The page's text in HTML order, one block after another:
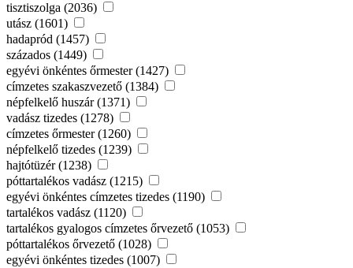
tisztiszolga (2036)
utász (1601)
hadapród (1457)
százados (1449)
egyévi önkéntes őrmester (1427)
címzetes szakaszvezető (1384)
népfelkelő huszár (1371)
vadász tizedes (1278)
címzetes őrmester (1260)
népfelkelő tizedes (1239)
hajtótüzér (1238)
póttartalékos vadász (1215)
egyévi önkéntes címzetes tizedes (1190)
tartalékos vadász (1120)
tartalékos gyalogos címzetes őrvezető (1053)
póttartalékos őrvezető (1028)
egyévi önkéntes tizedes (1007)